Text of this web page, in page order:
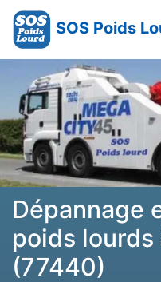
SOS Poids
Dépannage
poids lourds
(77440)